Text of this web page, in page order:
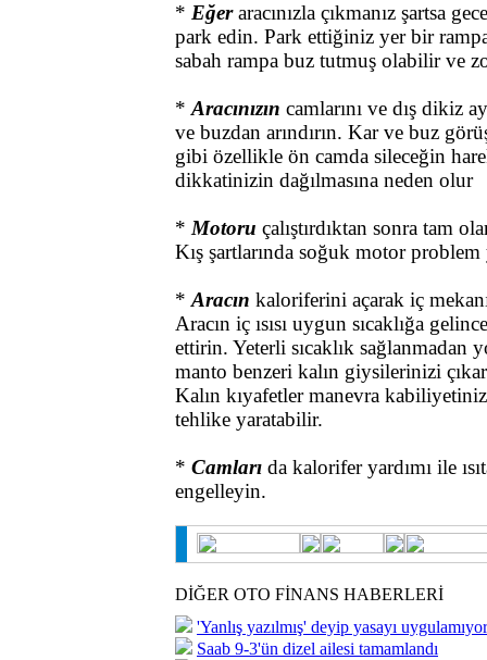
* Eğeraracınızla çıkmanız şartsa
park edin. Park ettiğiniz yer bir
sabah rampa buz tutmuş olabilir ve
* Aracınızın camlarını ve dış dikiz
ve buzdan arındırın. Kar ve buz
gibi özellikle ön camda sileceğin
dikkatinizin dağılmasına neden olur
* Motoru çalıştırdıktan sonra tam
Kış şartlarında soğuk motor
* Aracın kaloriferini açarak iç
Aracın iç ısısı uygun sıcaklığa
ettirin. Yeterli sıcaklık sağlanmadan
manto benzeri kalın giysilerinizi
Kalın kıyafetler manevra
tehlike yaratabilir.
* Camları da kalorifer yardımı ile
engelleyin.
DİĞER OTO FİNANS HABERLERİ
'Yanlış yazılmış' deyip yasayı
Saab 9-3'ün dizel ailesi tamamlandı